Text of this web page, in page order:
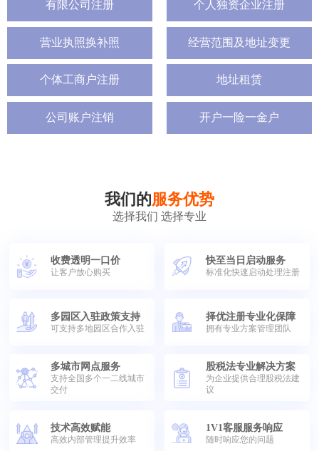
有限公司注册 个人独资企业注册
营业执照换补照 经营范围及地址变更
个体工商户注册 地址租赁
公司账户注销 开户一险一金户
我们的服务优势
选择我们 选择专业
收费透明一口价
让客户放心购买
快至当日启动服务
标准化快速启动处理注册
多园区入驻政策支持
可支持多地园区合作入驻
择优注册专业化保障
拥有专业方案管理团队
多城市网点服务
支持全国多个一二线城市
交付
股税法专业解决方案
为企业提供合理股税法建
议
技术高效赋能
高效内部管理提升效率
1V1客服服务响应
随时响应您的问题